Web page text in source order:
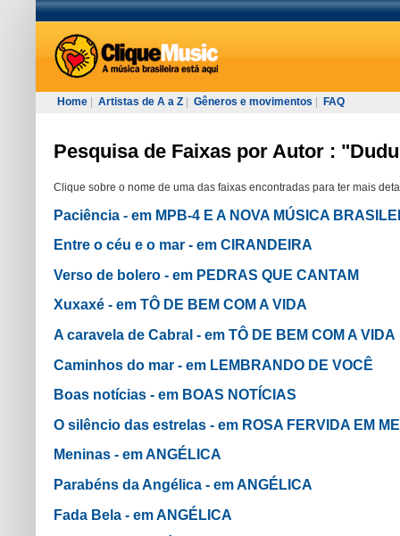
Home Artistas de A a Z Gêneros e movimentos FAQ
Pesquisa de Faixas por Autor :
Clique sobre o nome de uma das faixas encontradas para ter mais
Paciência - em MPB-4 E A NOVA MÚSICA
Entre o céu e o mar - em CIRANDEIRA
Verso de bolero - em PEDRAS QUE CANTAM
Xuxaxé - em TÔ DE BEM COM A VIDA
A caravela de Cabral - em TÔ DE BEM COM A VIDA
Caminhos do mar - em LEMBRANDO DE VOCÊ
Boas notícias - em BOAS NOTÍCIAS
O silêncio das estrelas - em ROSA FERVIDA EM
Meninas - em ANGÉLICA
Parabéns da Angélica - em ANGÉLICA
Fada Bela - em ANGÉLICA